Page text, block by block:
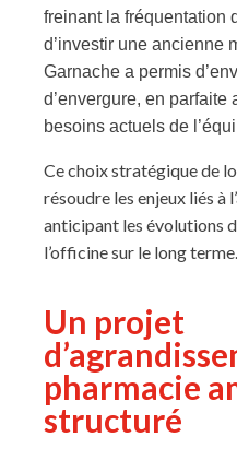
freinant la fréquentation
d’investir une ancienne
Garnache a permis
d’envergure, en
besoins actuels de
Ce choix stratégique de
résoudre les enjeux liés à
anticipant les évolutions
l’officine sur le long terme.
Un projet
pharmacie
structuré